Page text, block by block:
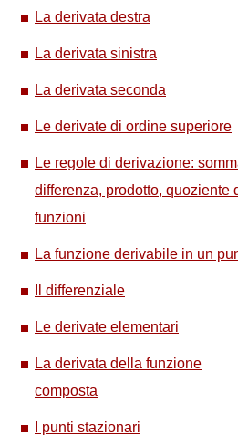
La derivata destra
La derivata sinistra
La derivata seconda
Le derivate di ordine superiore
Le regole di derivazione:
differenza, prodotto, quoziente
funzioni
La funzione derivabile in un
Il differenziale
Le derivate elementari
La derivata della funzione
composta
I punti stazionari